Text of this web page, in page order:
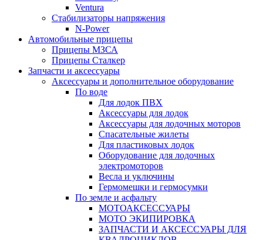
Ventura
Стабилизаторы напряжения
N-Power
Автомобильные прицепы
Прицепы МЗСА
Прицепы Сталкер
Запчасти и аксессуары
Аксессуары и дополнительное оборудование
По воде
Для лодок ПВХ
Аксессуары для лодок
Аксессуары для лодочных моторов
Спасательные жилеты
Для пластиковых лодок
Оборудование для лодочных
электромоторов
Весла и уключины
Гермомешки и гермосумки
По земле и асфальту
МОТОАКСЕССУАРЫ
МОТО ЭКИПИРОВКА
ЗАПЧАСТИ И АКСЕССУАРЫ ДЛЯ